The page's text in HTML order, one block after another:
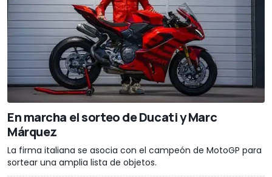
En marcha el sorteo de Ducati y Marc
Márquez
La firma italiana se asocia con el campeón de MotoGP para
sortear una amplia lista de objetos.